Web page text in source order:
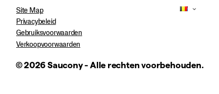
Site Map
Privacybeleid
Gebruiksvoorwaarden
Verkoopvoorwaarden
© 2026 Saucony - Alle rechten voorbehouden.